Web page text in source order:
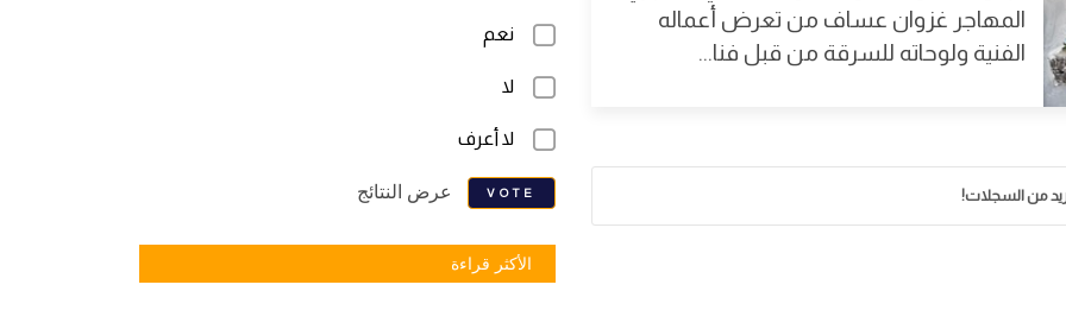
المهاجر غزوان عساف من تعرض أعماله
الفنية ولوحاته للسرقة من قبل فنا...
من السجلات!
نعم
لا
لا أعرف
VOTE عرض النتائج
الأكثر قراءة